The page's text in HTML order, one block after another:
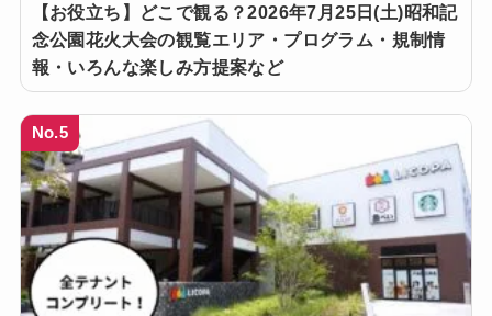
【お役立ち】どこで観る？2026年7月25日(土)昭和記
念公園花火大会の観覧エリア・プログラム・規制情
報・いろんな楽しみ方提案など
No.5